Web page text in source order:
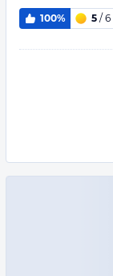
100% 5 / 6